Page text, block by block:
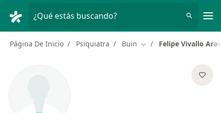
¿Qué estás buscando?
Página De Inicio Psiquiatra Buin Cambiar de ciudad
Felipe Vivallo